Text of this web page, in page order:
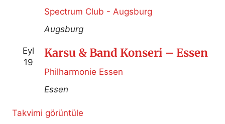
Spectrum Club - Augsburg
Augsburg
Eyl
19
Karsu & Band Konseri – Essen
Philharmonie Essen
Essen
Takvimi görüntüle